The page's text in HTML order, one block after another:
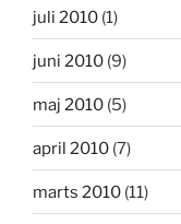
juli 2010 (1)
juni 2010 (9)
maj 2010 (5)
april 2010 (7)
marts 2010 (11)